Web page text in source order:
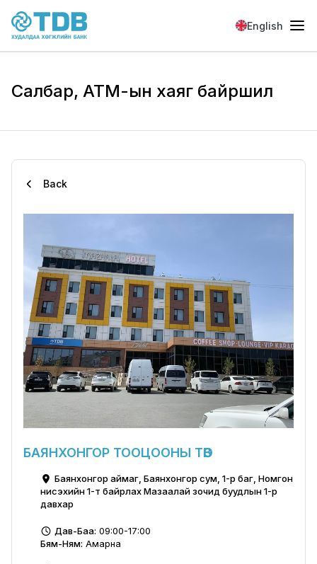
Skip to main content
English
Салбар, АТМ-ын хаяг байршил
Back
БАЯНХОНГОР ТООЦООНЫ ТӨВ
Баянхонгор аймаг, Баянхонгор сум, 1-р баг, Номгон
нисэхийн 1-т байрлах Мазаалай зочид буудлын 1-р
давхар
Дав-Баа: 09:00-17:00
Бям-Ням: Амарна